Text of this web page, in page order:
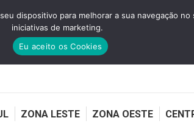
ZONA LESTE ZONA OESTE
dispositivo para melhorar a sua navegação
iniciativas de marketing.
Eu aceito os Cookies